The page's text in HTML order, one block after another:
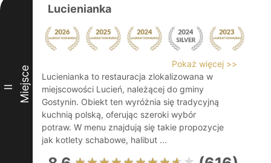
II Miejsce
Lucienianka
Pokaż więcej >>
Lucienianka to restauracja zlokalizowana w
miejscowości Lucień, należącej do gminy
Gostynin. Obiekt ten wyróżnia się tradycyjną
kuchnią polską, oferując szeroki wybór
potraw. W menu znajdują się takie propozycje
jak kotlety schabowe, halibut ...